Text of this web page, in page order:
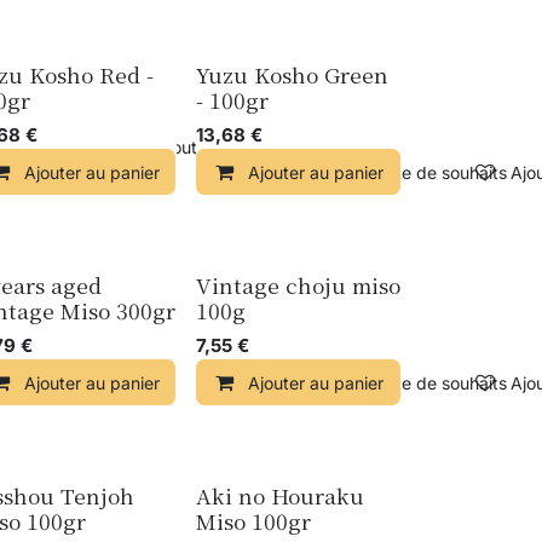
Comparer Ajouter à la liste de souhaits
Kosho Red -
€
Ajouter au panier Ajouter à la liste de souhaits
Yuzu Kosho Green
- 100gr
13,68 €
Ajouter au panier
à la liste de souhaits
aged
Miso 300gr
€
Ajouter au panier Ajouter à la liste de souhaits
Nouveau !
Vintage choju miso
100g
7,55€
Ajouter au panier
! Tenjoh
100gr
Nouveau !
Aki no Houraku
Miso 100gr